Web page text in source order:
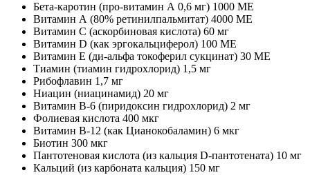
Бета-каротин (про-витамин А 0,6 мг) 1000 МЕ
Витамин А (80% ретинилпальмитат) 4000 МЕ
Витамин С (аскорбиновая кислота) 60 мг
Витамин D (как эргокальциферол) 100 МЕ
Витамин Е (ди-альфа токоферил сукцинат) 30 МЕ
Тиамин (тиамин гидрохлорид) 1,5 мг
Рибофлавин 1,7 мг
Ниацин (ниацинамид) 20 мг
Витамин B-6 (пиридоксин гидрохлорид) 2 мг
Фолиевая кислота 400 мкг
Витамин B-12 (как Цианокобаламин) 6 мкг
Биотин 300 мкг
Пантотеновая кислота (из кальция D-пантотената) 10 мг
Кальций (из карбоната кальция) 150 мг